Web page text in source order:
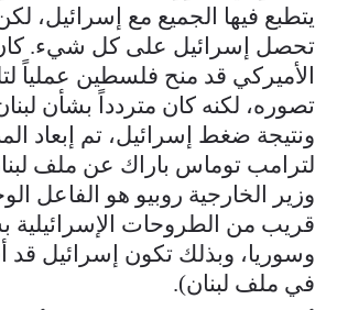
يتطبع فيها الجميع مع إسرائيل،
تحصل إسرائيل على كل شيء.
الأميركي قد منح فلسطين عملياً
تصوره، لكنه كان متردداً بشأن
ونتيجة ضغط إسرائيل، تم إبعاد
لترامب توماس باراك عن ملف
وزير الخارجية روبيو هو الفاعل
قريب من الطروحات الإسرائيلية
وسوريا، وبذلك تكون إسرائيل قد
في ملف لبنان).